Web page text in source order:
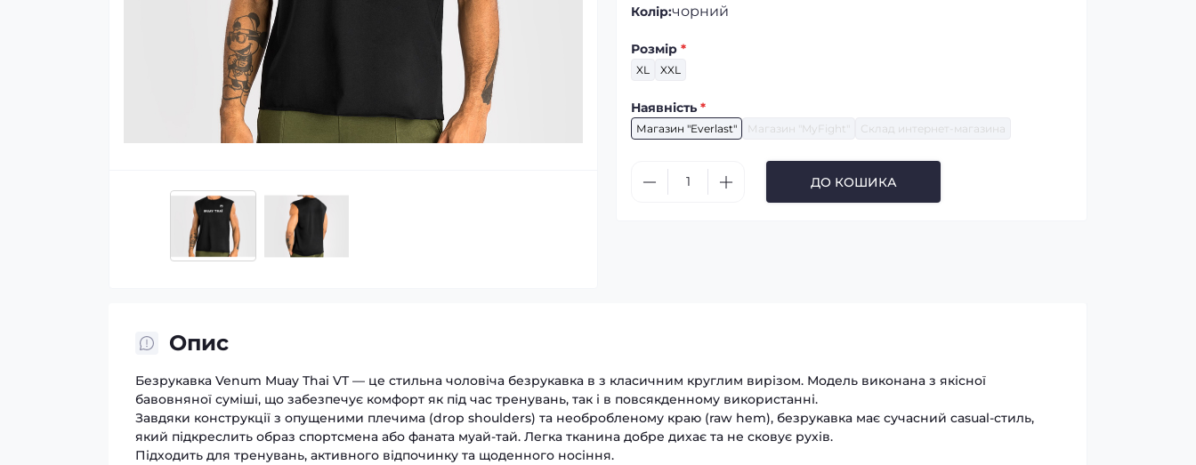
Колір:чорний
Розмір *
XL XXL
Наявність *
Магазин "Everlast" Магазин "MyFight" Склад интернет-магазина
ДО КОШИКА
Опис
Безрукавка Venum Muay Thai VT — це стильна чоловіча безрукавка в з класичним круглим вирізом. Модель виконана з якісної
бавовняної суміші, що забезпечує комфорт як під час тренувань, так і в повсякденному використанні.
Завдяки конструкції з опущеними плечима (drop shoulders) та необробленому краю (raw hem), безрукавка має сучасний casual-стиль,
який підкреслить образ спортсмена або фаната муай-тай. Легка тканина добре дихає та не сковує рухів.
Підходить для тренувань, активного відпочинку та щоденного носіння.